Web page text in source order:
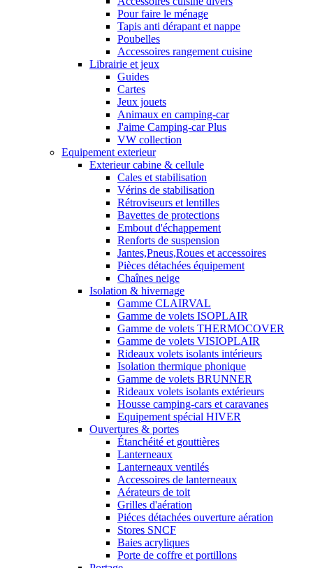
Pour faire le ménage
Tapis anti dérapant et nappe
Poubelles
Accessoires rangement cuisine
Librairie et jeux
Guides
Cartes
Jeux jouets
Animaux en camping-car
J'aime Camping-car Plus
VW collection
Equipement exterieur
Exterieur cabine & cellule
Cales et stabilisation
Vérins de stabilisation
Rétroviseurs et lentilles
Bavettes de protections
Embout d'échappement
Renforts de suspension
Jantes,Pneus,Roues et accessoires
Pièces détachées équipement
Chaînes neige
Isolation & hivernage
Gamme CLAIRVAL
Gamme de volets ISOPLAIR
Gamme de volets THERMOCOVER
Gamme de volets VISIOPLAIR
Rideaux volets isolants intérieurs
Isolation thermique phonique
Gamme de volets BRUNNER
Rideaux volets isolants extérieurs
Housse camping-cars et caravanes
Equipement spécial HIVER
Ouvertures & portes
Étanchéité et gouttières
Lanterneaux
Lanterneaux ventilés
Accessoires de lanterneaux
Aérateurs de toit
Grilles d'aération
Piéces détachées ouverture aération
Stores SNCF
Baies acryliques
Porte de coffre et portillons